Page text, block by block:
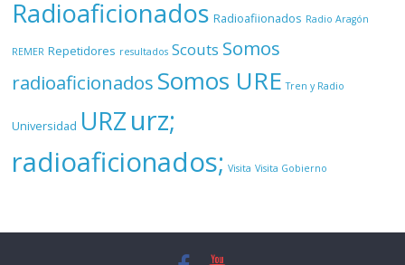
Radioaficionados Radioafiionados Radio Aragón
REMER Repetidores resultados Scouts Somos
radioaficionados Somos URE Tren y Radio
Universidad URZurz;
radioaficionados; Visita Visita Gobierno